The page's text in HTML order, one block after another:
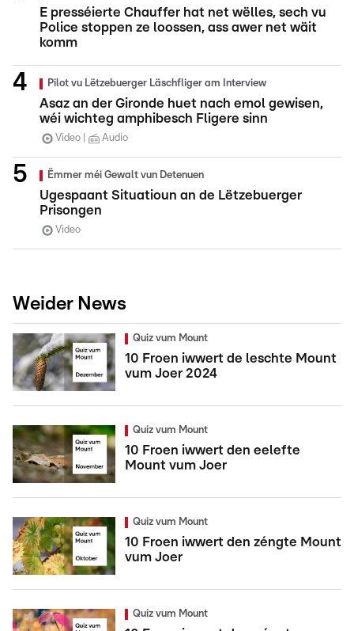
E presséierte Chauffer hat net wëlles, sech vu
Police stoppen ze loossen, ass awer net wäit
komm
Pilot vu Lëtzebuerger Läschfliger am Interview
Asaz an der Gironde huet nach emol gewisen,
wéi wichteg amphibesch Fligere sinn
Video Audio
Ëmmer méi Gewalt vun Detenuen
Ugespaant Situatioun an de Lëtzebuerger
Prisongen
Video
Weider News
Quiz vum Mount
10 Froen iwwert de leschte Mount
vum Joer 2024
Quiz vum Mount
10 Froen iwwert den eelefte
Mount vum Joer
Quiz vum Mount
10 Froen iwwert den zéngte Mount
vum Joer
Quiz vum Mount